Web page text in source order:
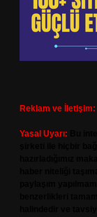
Reklam ve İletişim:
Yasal Uyarı: